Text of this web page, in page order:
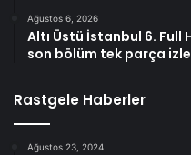
Ağustos 6, 2026
Altı Üstü İstanbul 6. Full
son bölüm tek parça
Rastgele Haberler
Ağustos 23, 2024